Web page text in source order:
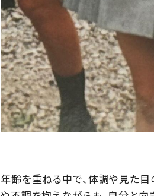
年齢を重ねる中で、体調や見た目